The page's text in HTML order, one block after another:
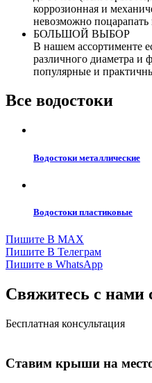
коррозионная и
невозможно
БОЛЬШОЙ ВЫБОР
В нашем ассортименте
различного диаметра и
популярные и
Все водостоки
Водостоки металлические
Водостоки пластиковые
Пишите В MAX
Пишите В Телеграм
Пишите в WhatsApp
Свяжитесь с нами
Бесплатная консультация
Ставим крыши на